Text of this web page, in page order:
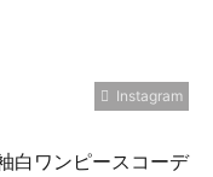
Instagram
白ワンピースコーデ